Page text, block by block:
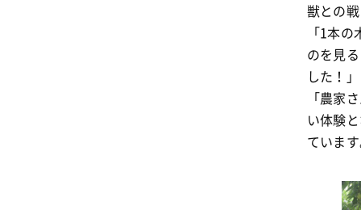
獣との
「1本の
のを見
した！」
「農家
い体験
ていま